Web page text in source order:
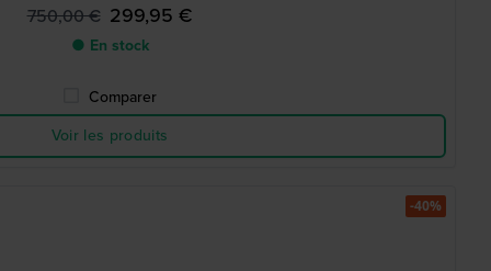
750,00 € 299,95 €
● En stock
Comparer
Voir les produits
-40%